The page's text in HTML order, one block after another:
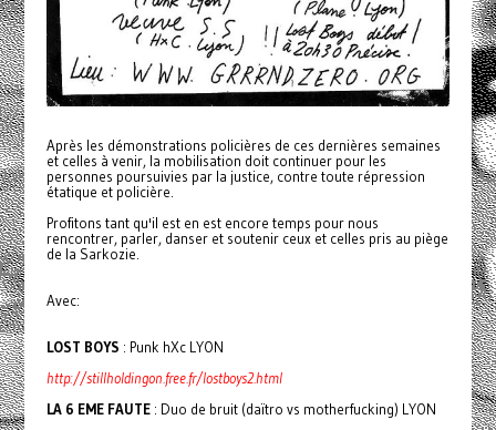
Après les démonstrations policières de ces dernières semaines
et celles à venir, la mobilisation doit continuer pour les
personnes poursuivies par la justice, contre toute répression
étatique et policière.
Profitons tant qu'il est en est encore temps pour nous
rencontrer, parler, danser et soutenir ceux et celles pris au piège
de la Sarkozie.
Avec:
LOST BOYS : Punk hXc LYON
http://stillholdingon.free.fr/lostboys2.html
LA 6 EME FAUTE: Duo de bruit (daïtro vs motherfucking) LYON